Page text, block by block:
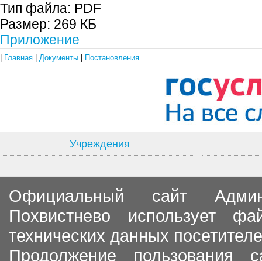
Тип файла: PDF
Размер: 269 КБ
Приложение
Главная Документы Постановления
Учреждения
Официальный сайт
Похвистнево использует
технических данных
Продолжение пользования